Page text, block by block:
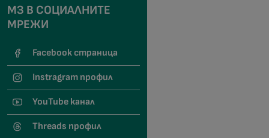
МЗ В СОЦИАЛНИТЕ
МРЕЖИ
Facebook страница
Instragram профил
YouTube канал
Threads профил